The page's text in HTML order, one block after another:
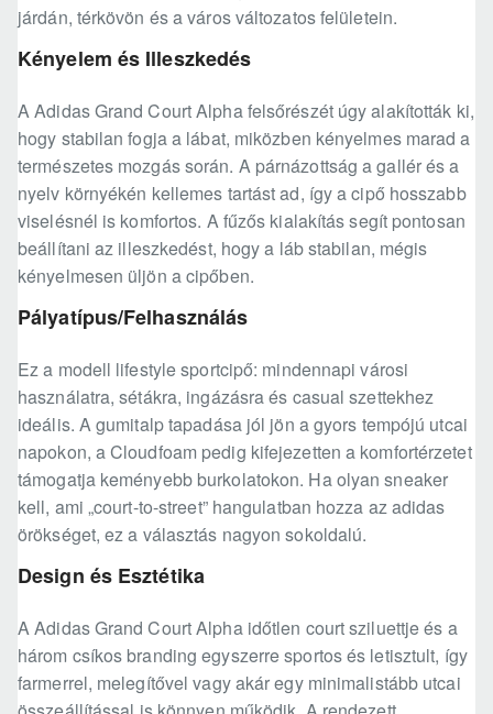
járdán, térkövön és a város változatos felületein.
Kényelem és Illeszkedés
A Adidas Grand Court Alpha felsőrészét úgy alakították ki,
hogy stabilan fogja a lábat, miközben kényelmes marad a
természetes mozgás során. A párnázottság a gallér és a
nyelv környékén kellemes tartást ad, így a cipő hosszabb
viselésnél is komfortos. A fűzős kialakítás segít pontosan
beállítani az illeszkedést, hogy a láb stabilan, mégis
kényelmesen üljön a cipőben.
Pályatípus/Felhasználás
Ez a modell lifestyle sportcipő: mindennapi városi
használatra, sétákra, ingázásra és casual szettekhez
ideális. A gumitalp tapadása jól jön a gyors tempójú utcai
napokon, a Cloudfoam pedig kifejezetten a komfortérzetet
támogatja keményebb burkolatokon. Ha olyan sneaker
kell, ami „court-to-street” hangulatban hozza az adidas
örökséget, ez a választás nagyon sokoldalú.
Design és Esztétika
A Adidas Grand Court Alpha időtlen court sziluettje és a
három csíkos branding egyszerre sportos és letisztult, így
farmerrel, melegítővel vagy akár egy minimalistább utcai